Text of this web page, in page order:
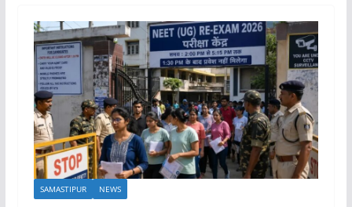
SAMASTIPUR NEWS